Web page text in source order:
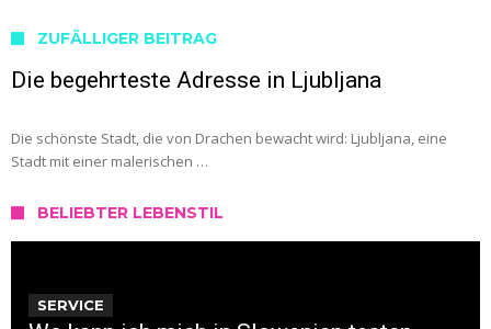
ZUFÄLLIGER BEITRAG
Die begehrteste Adresse in Ljubljana
Die schönste Stadt, die von Drachen bewacht wird: Ljubljana, eine
Stadt mit einer malerischen …
BELIEBTER LEBENSTIL
SERVICE